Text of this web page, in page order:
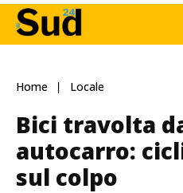
Home Locale
Bici travolta
autocarro:
sul colpo